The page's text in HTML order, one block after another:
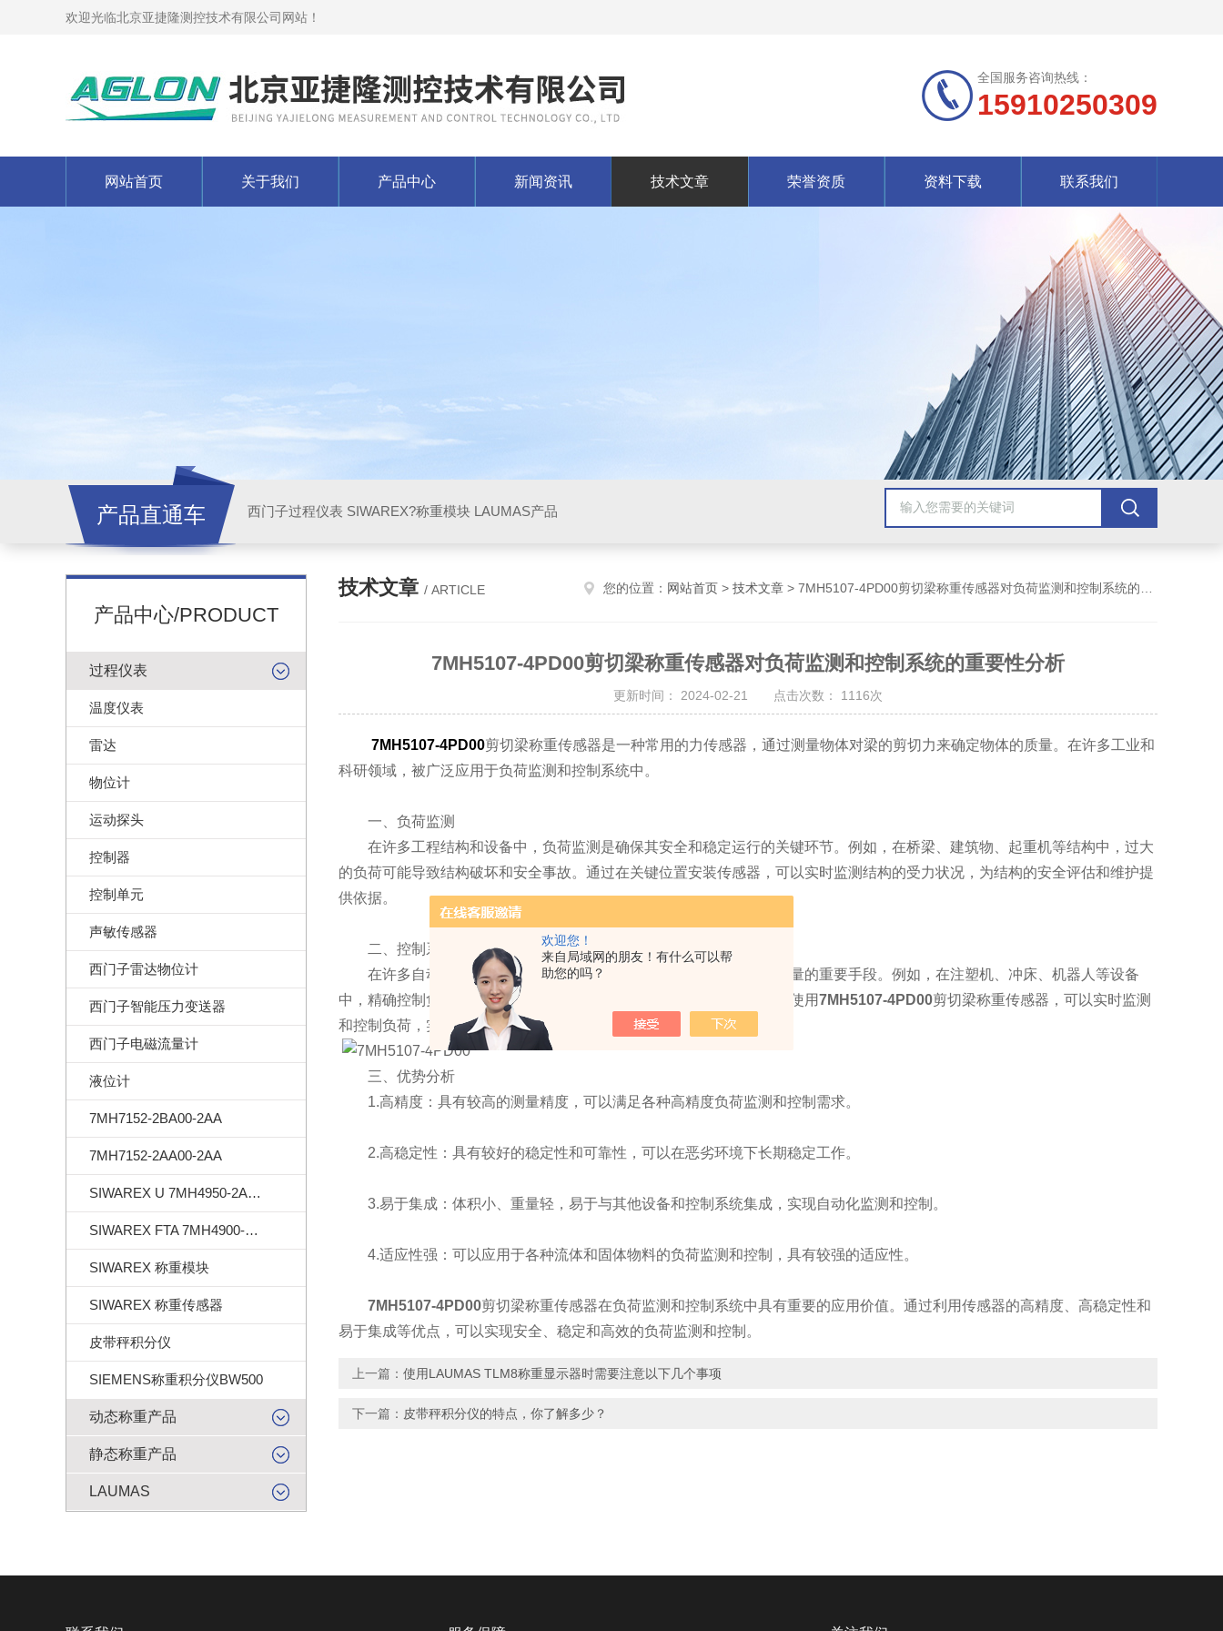
欢迎您！
来自局域网的朋友！有什么可以帮
助您的吗？
欢迎光临北京亚捷隆测控技术有限公司网站！
全国服务咨询热线：
15910250309
网站首页 关于我们 产品中心 新闻资讯 技术文章 荣誉资质 资料下载 联系我们
产品直通车 西门子过程仪表 SIWAREX?称重模块 LAUMAS产品
产品中心/PRODUCT
过程仪表
温度仪表
雷达
物位计
运动探头
控制器
控制单元
声敏传感器
西门子雷达物位计
西门子智能压力变送器
西门子电磁流量计
液位计
7MH7152-2BA00-2AA
7MH7152-2AA00-2AA
SIWAREX U 7MH4950-2AA01
SIWAREX FTA 7MH4900-2AA01
SIWAREX 称重模块
SIWAREX 称重传感器
皮带秤积分仪
SIEMENS称重积分仪BW500
动态称重产品
静态称重产品
LAUMAS
技术文章 / ARTICLE 您的位置： 网站首页 > 技术文章 > 7MH5107-4PD00剪切梁称重传感器对负荷监测和控制系统的重要性分析
7MH5107-4PD00剪切梁称重传感器对负荷监测和控制系统的重要性分析
更新时间： 2024-02-21 点击次数： 1116次
7MH5107-4PD00剪切梁称重传感器是一种常用的力传感器，通过测量物体对梁的剪切力来确定物体的质量。在许多工业和
科研领域，被广泛应用于负荷监测和控制系统中。
一、负荷监测
在许多工程结构和设备中，负荷监测是确保其安全和稳定运行的关键环节。例如，在桥梁、建筑物、起重机等结构中，过大
的负荷可能导致结构破坏和安全事故。通过在关键位置安装传感器，可以实时监测结构的受力状况，为结构的安全评估和维护提
供依据。
二、控制系统
在许多自动化设备和生产线上，负荷控制是提高生产效率和产品质量的重要手段。例如，在注塑机、冲床、机器人等设备
中，精确控制负荷可以确保产品成型的质量和尺寸精度。通过在设备中使用7MH5107-4PD00剪切梁称重传感器，可以实时监测
和控制负荷，实现精确的负荷控制。
三、优势分析
1.高精度：具有较高的测量精度，可以满足各种高精度负荷监测和控制需求。
2.高稳定性：具有较好的稳定性和可靠性，可以在恶劣环境下长期稳定工作。
3.易于集成：体积小、重量轻，易于与其他设备和控制系统集成，实现自动化监测和控制。
4.适应性强：可以应用于各种流体和固体物料的负荷监测和控制，具有较强的适应性。
7MH5107-4PD00剪切梁称重传感器在负荷监测和控制系统中具有重要的应用价值。通过利用传感器的高精度、高稳定性和
易于集成等优点，可以实现安全、稳定和高效的负荷监测和控制。
上一篇： 使用LAUMAS TLM8称重显示器时需要注意以下几个事项
下一篇： 皮带秤积分仪的特点，你了解多少？